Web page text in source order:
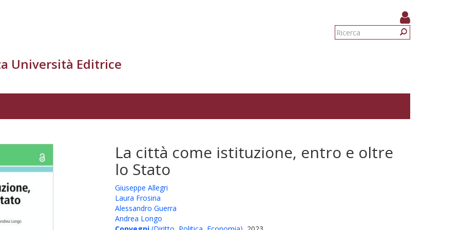
Form
Università Editrice
La città come istituzione, entro e oltre
lo Stato
Giuseppe Allegri
Laura Frosina
Alessandro Guerra
Andrea Longo